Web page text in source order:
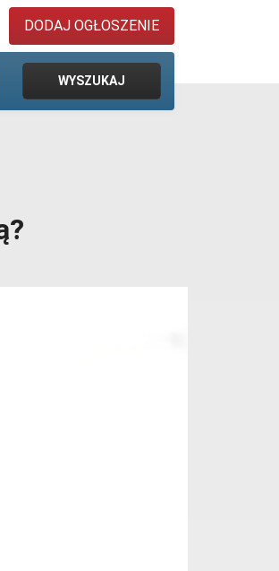
DODAJ OGŁOSZENIE
WYSZUKAJ